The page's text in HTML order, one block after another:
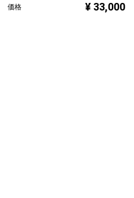
価格
¥ 33,000